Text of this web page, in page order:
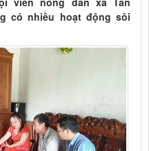
có nhiều hoạt động sôi